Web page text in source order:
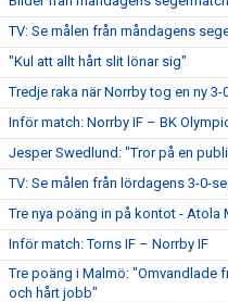
TV: Se målen från måndagens
"Kul att allt hårt slit lönar sig"
Tredje raka när Norrby tog en ny 3-
Inför match: Norrby IF – BK
Jesper Swedlund: "Tror på en
TV: Se målen från lördagens 3-0-
Tre nya poäng in på kontot - Atola
Inför match: Torns IF – Norrby IF
Tre poäng i Malmö: "Omvandlade
och hårt jobb"